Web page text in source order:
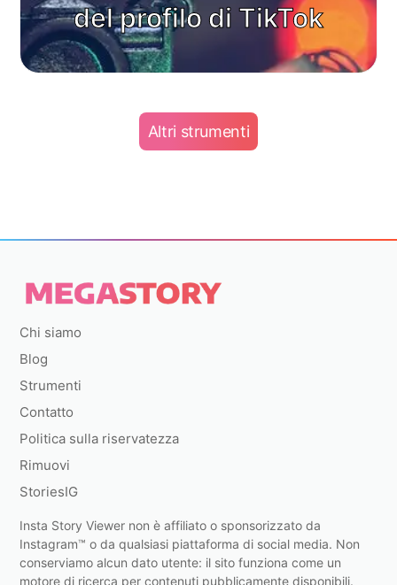
del profilo di TikTok
Altri strumenti
Chi siamo
Blog
Strumenti
Contatto
Politica sulla riservatezza
Rimuovi
StoriesIG
Insta Story Viewer non è affiliato o sponsorizzato da
Instagram™ o da qualsiasi piattaforma di social media. Non
conserviamo alcun dato utente: il sito funziona come un
motore di ricerca per contenuti pubblicamente disponibili.